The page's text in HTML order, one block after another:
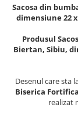
Cazinoul
Galeria Artei
Nicolae Gane)
Muzeul de Arta
Muzeul
Muzeul National
Romaniei
Muzeul Unirii Iasi
Orase si zone
Mitul Dracula
Puzzle suvenir
Sacose bumbac
Suport pahare
Suport pahare
Sacosa din
dimensiune 22
Produsul
Biertan, Sibiu,
Desenulcare sta
Biserica
realizat